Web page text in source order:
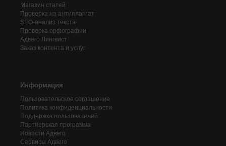
Магазин статей
Проверка на антиплагиат
SEO-анализ текста
Проверка орфографии
Адвего Лингвист
Заказ контента и услуг
Информация
Пользовательское соглашение
Политика конфиденциальности
Поддержка пользователей
Партнерская программа
Новости Адвего
Сервисы Адвего